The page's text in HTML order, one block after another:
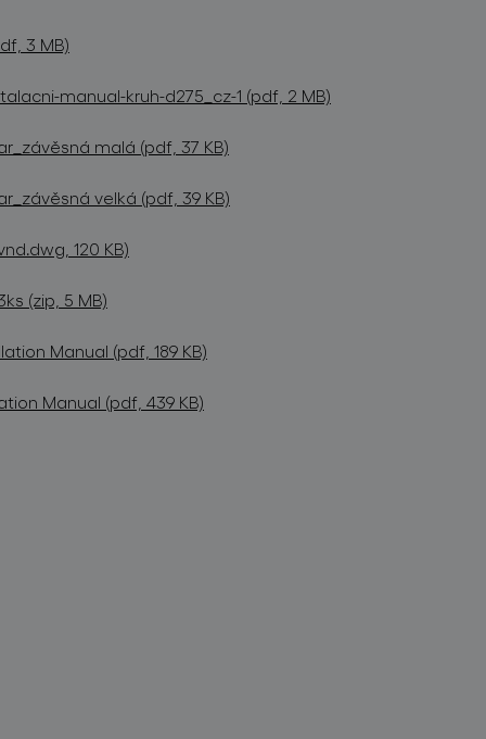
3 MB)
manual-kruh-d275_cz-1 (pdf, 2 MB)
malá (pdf, 37 KB)
velká (pdf, 39 KB)
120 KB)
(zip, 5 MB)
Manual (pdf, 189 KB)
Manual (pdf, 439 KB)